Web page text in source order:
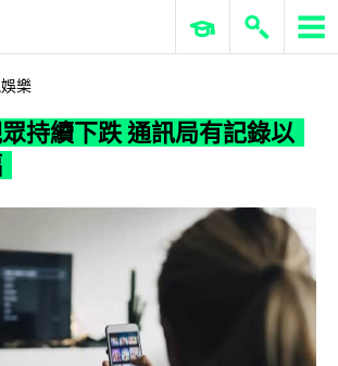
ERP 與商業 AI
樂
持續下跌 通訊局有記錄以